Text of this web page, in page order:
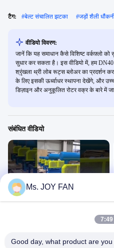
टैग: #बेल्ट संचालित झटका #जड़ों शैली
वीडियो विवरण:
जानें कि यह समाधान कैसे विशिष्ट वर्कफ़्लो
सुधार कर सकता है। इस वीडियो में, हम
श्रृंखला थ्री लोब रूट्स ब्लोअर का
के लिए इसकी ऊर्ध्वाधर स्थापना देखेंगे, और
डिज़ाइन और अनुकूलित रोटर वक्र के बारे में
संबंधित वीडियो
Ms. JOY FAN
7:49
Good day, what product are